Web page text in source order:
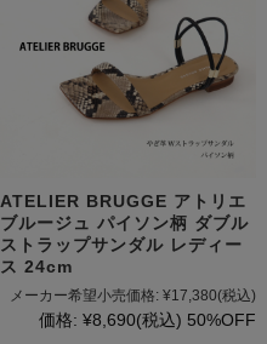
ATELIER BRUGGE アトリエ
ブルージュ パイソン柄 ダブル
ストラップサンダル レディー
ス 24cm
メーカー希望小売価格: ¥17,380(税込)
価格: ¥8,690(税込) 50%OFF